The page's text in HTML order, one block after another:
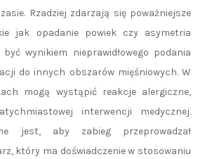
Rzadziej zdarzają się poważniejsze
jak opadanie powiek czy asymetria
wynikiem nieprawidłowego podania
do innych obszarów mięśniowych. W
mogą wystąpić reakcje alergiczne,
interwencji medycznej.
jest, aby zabieg przeprowadzał
który ma doświadczenie w stosowaniu